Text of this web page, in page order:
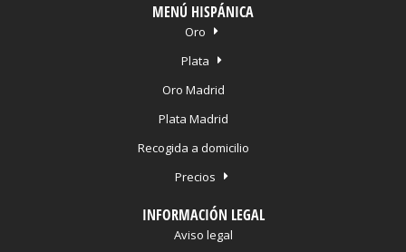
MENÚ HISPÁNICA
Oro
Plata
Oro Madrid
Plata Madrid
Recogida a domicilio
Precios
INFORMACIÓN LEGAL
Aviso legal